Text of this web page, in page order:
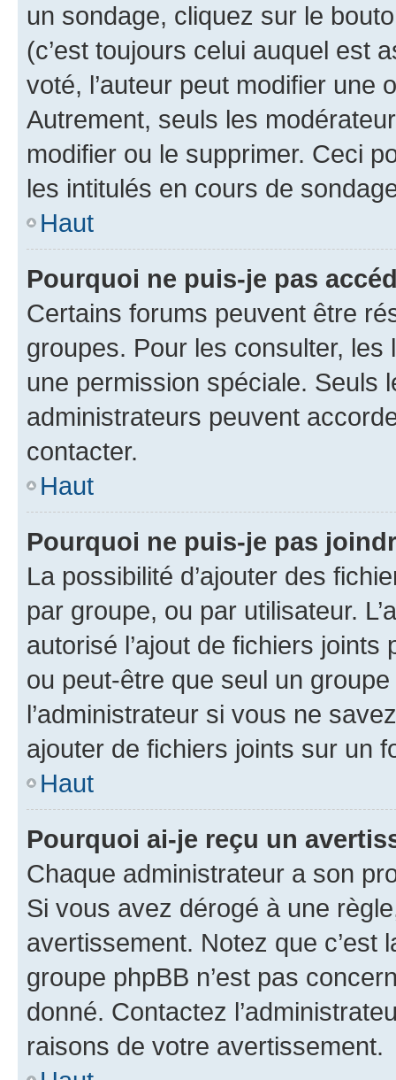
un sondage, cliquez sur le
(c’est toujours celui auquel est
voté, l’auteur peut modifier une
Autrement, seuls les
modifier ou le supprimer. Ceci
les intitulés en cours de
Haut
Pourquoi ne puis-je pas
Certains forums peuvent être
groupes. Pour les consulter,
une permission spéciale. Seuls
administrateurs peuvent
contacter.
Haut
Pourquoi ne puis-je pas
La possibilité d’ajouter des
par groupe, ou par utilisateur.
autorisé l’ajout de fichiers
ou peut-être que seul un
l’administrateur si vous ne
ajouter de fichiers joints sur un
Haut
Pourquoi ai-je reçu un
Chaque administrateur a son
Si vous avez dérogé à une
avertissement. Notez que c’est
groupe phpBB n’est pas
donné. Contactez
raisons de votre avertissement.